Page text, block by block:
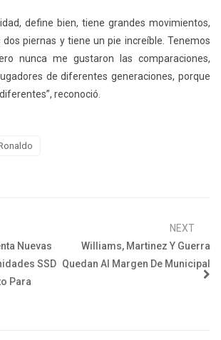
define bien, tiene grandes movimientos,
piernas y tiene un pie increíble. Tenemos
nunca me gustaron las comparaciones,
de diferentes generaciones, porque
reconoció.
Nuevas
SSD
Para
NEXT
Williams, Martinez Y Guerra
Quedan Al Margen De Municipal